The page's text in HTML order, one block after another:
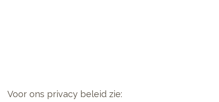
Voor ons privacy beleid zie: